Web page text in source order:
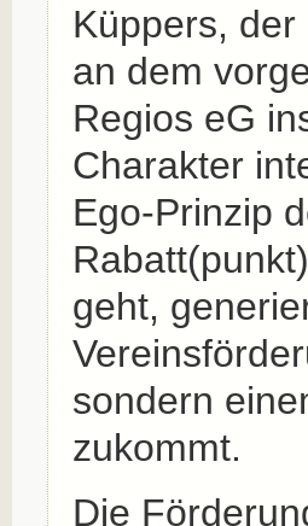
Küppers,
an dem
Regios eG
Charakter
Ego-Prinzip
geht,
sondern
zukommt.
Die